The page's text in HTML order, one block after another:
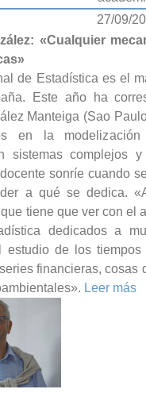
27/09/
«Cualquier
de Estadística es el
Este año ha
Manteiga (Sao
en la
sistemas complejos
sonríe cuando
a qué se dedica.
tiene que ver con el
dedicados a
estudio de los
financieras,
Leer más